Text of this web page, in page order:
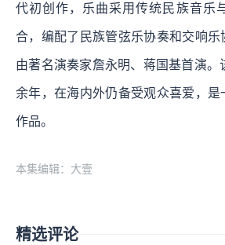
代初创作，乐曲采用传统民族音乐
合，编配了民族管弦乐协奏和交响乐
由著名演奏家詹永明、蒋国基首演。
余年，在海内外仍备受观众喜爱，
作品。
本集编辑：大壹
精选评论